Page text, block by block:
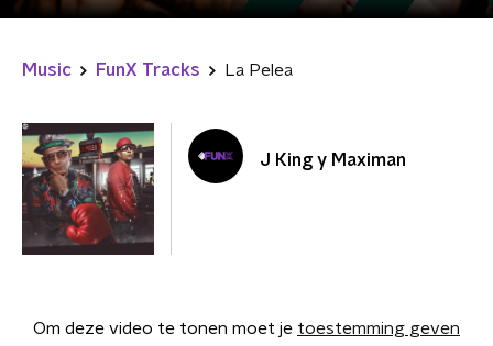
Music FunX Tracks La Pelea
J King y Maximan
Om deze video te tonen moet je toestemming geven